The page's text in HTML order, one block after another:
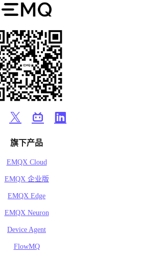
旗下产品
EMQX Cloud
EMQX 企业版
EMQX Edge
EMQX Neuron
Device Agent
FlowMQ